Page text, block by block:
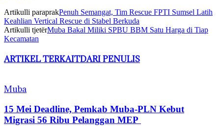
Artikulli paraprakPenuh Semangat, Tim Rescue FPTI Sumsel Latih
Keahlian Vertical Rescue di Stabel Berkuda
Artikulli tjetërMuba Bakal Miliki SPBU BBM Satu Harga di Tiap
Kecamatan
ARTIKEL TERKAITDARI PENULIS
Muba
15 Mei Deadline, Pemkab Muba-PLN Kebut
Migrasi 56 Ribu Pelanggan MEP